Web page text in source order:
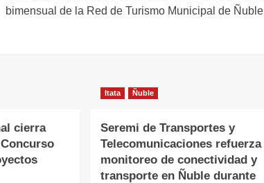
bimensual de la Red de Turismo Municipal de Ñuble
cierra
Itata Ñuble
Seremi de Transportes y
Telecomunicaciones refuerza
monitoreo de conectividad y
transporte en Ñuble durante